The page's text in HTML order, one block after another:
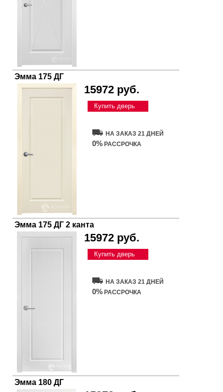
Эмма 175 ДГ
15972 руб.
Купить дверь
НА ЗАКАЗ 21 ДНЕЙ
0% РАССРОЧКА
Эмма 175 ДГ 2 канта
15972 руб.
Купить дверь
НА ЗАКАЗ 21 ДНЕЙ
0% РАССРОЧКА
Эмма 180 ДГ